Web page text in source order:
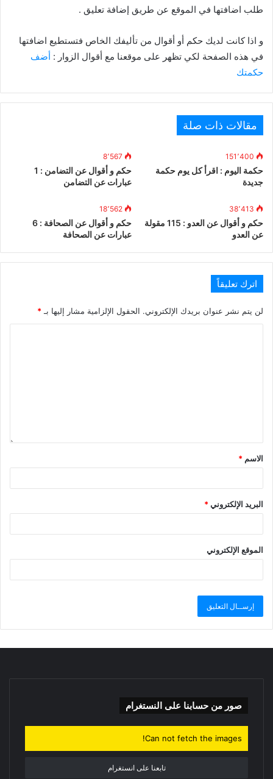
طلب اضافتها في الموقع عن طريق إضافة تعليق .
و اذا كانت لديك حكم أو أقوال من تأليفك الخاص فتستطيع اضافتها
في هذه الصفحة لكي تظهر على موقعنا مع أقوال الزوار : أضف
حكمتك
مقالات ذات صلة
151٬400
حكمة اليوم : اقرأ كل يوم حكمة
جديدة
8٬567
حكم و أقوال عن التضامن : 1
عبارات عن التضامن
38٬413
حكم و أقوال عن العدو : 115 مقولة
عن العدو
18٬562
حكم و أقوال عن الصحافة : 6
عبارات عن الصحافة
اترك تعليقاً
لن يتم نشر عنوان بريدك الإلكتروني. الحقول الإلزامية مشار إليها بـ *
الاسم *
البريد الإلكتروني*
الموقع الإلكتروني
صور من حسابنا على النستغرام
Can not fetch the images!
تابعنا على انستغرام